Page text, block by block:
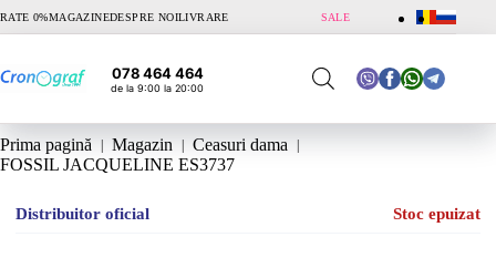
RATE 0%MAGAZINEDESPRE NOILIVRARE SALE
078 464 464
de la 9:00 la 20:00
Prima pagină Magazin
Ceasuri dama
FOSSIL JACQUELINE ES3737
Distribuitor oficial Stoc epuizat